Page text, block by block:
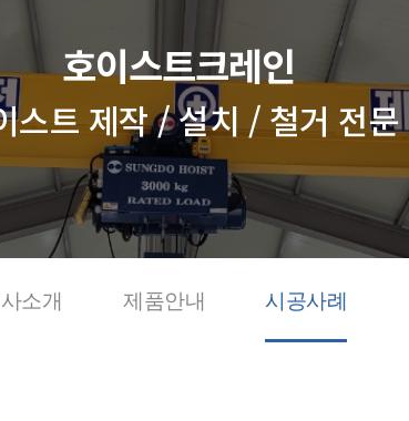
호이스트크레인
스트 제작 / 설치 / 철거 전문
소개 제품안내 시공사례